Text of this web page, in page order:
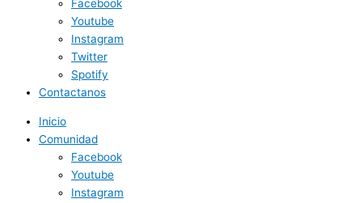
Facebook
Youtube
Instagram
Twitter
Spotify
Contactanos
Inicio
Comunidad
Facebook
Youtube
Instagram